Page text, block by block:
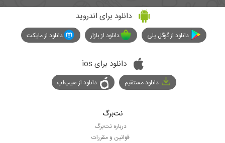
دانلود برای اندروید
دانلود از گوگل پلی دانلود از بازار دانلود از مایکت
دانلود برای ios
دانلود مستقیم دانلود از سیپ‌اپ
نت‌برگ
درباره نت‌برگ
قوانین و مقررات